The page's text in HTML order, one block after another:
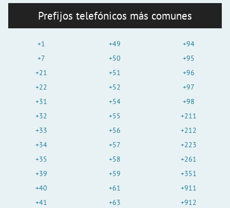
Prefijos telefónicos más comunes
+1
+7
+21
+22
+31
+32
+33
+34
+35
+39
+40
+41
+49
+50
+51
+52
+54
+55
+56
+57
+58
+59
+61
+63
+94
+95
+96
+97
+98
+211
+212
+223
+261
+351
+911
+912